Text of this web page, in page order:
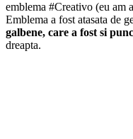
emblema #Creativo (eu am
Emblema a fost atasata de
galbene, care a fost si
dreapta.